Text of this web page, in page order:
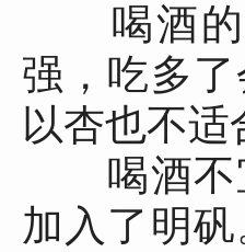
喝酒的
强，吃多
以杏也不适
喝酒不宜
加入了明